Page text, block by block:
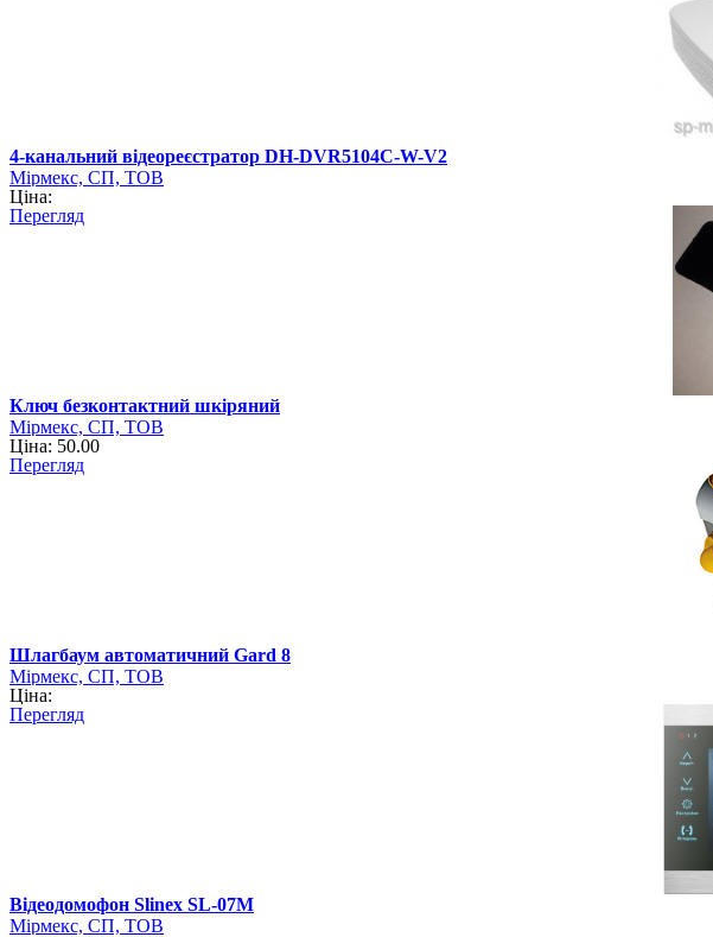
4-канальний відеореєстратор DH-DVR5104C-W-V2
Мірмекс, СП, ТОВ
Ціна:
Перегляд
Ключ безконтактний шкіряний
Мірмекс, СП, ТОВ
Ціна: 50.00
Перегляд
Шлагбаум автоматичний Gard 8
Мірмекс, СП, ТОВ
Ціна:
Перегляд
Відеодомофон Slinex SL-07M
Мірмекс, СП, ТОВ